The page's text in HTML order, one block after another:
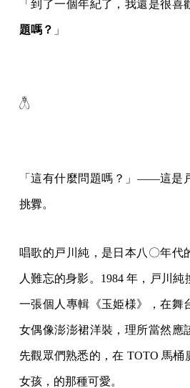
「到了一個年紀了，我還是很喜
題嗎？ 」
𓆦
「這有什麼問題嗎？」——這是
挑釁。
唱歌的戸川純，是日本八〇年代
人難忘的身影。1984 年，戸川
一張個人專輯《玉姫様》，在舞
女偶像澎澎裙洋裝，理所當然應
先觀眾們熟悉的，在 TOTO 馬桶
女孩，的那種可愛。